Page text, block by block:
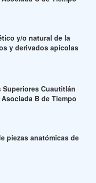
y/o natural de la
y derivados apícolas
Cuautitlán
B de Tiempo
piezas anatómicas de